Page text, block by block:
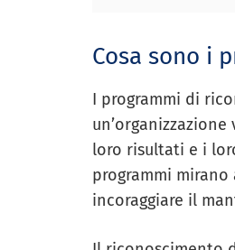
Cosa sono i
I programmi di
loro risultati e i
programmi
incoraggiare il